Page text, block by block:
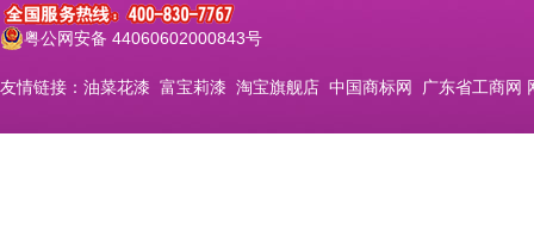
粤公网安备 44060602000843号
友情链接： 油菜花漆 富宝莉漆 淘宝旗舰店 中国商标网 广东省工商网